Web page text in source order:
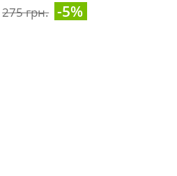
275 грн. -5%